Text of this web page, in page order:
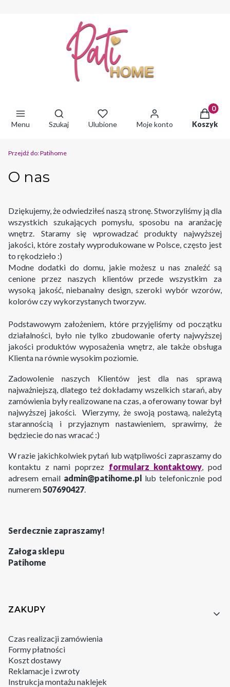
Menu
Otwórz wyszukiwarkę
Szukaj Ulubione Moje konto Koszyk
Przejdź do:Patihome
O nas
Dziękujemy, że odwiedziłeś naszą stronę. Stworzyliśmy ją dla
wszystkich szukających pomysłu, sposobu na aranżację
wnętrz. Staramy się wprowadzać produkty najwyższej
jakości, które zostały wyprodukowane w Polsce, często jest
to rękodzieło :)
Modne dodatki do domu, jakie możesz u nas znaleźć są
cenione przez naszych klientów przede wszystkim za
wysoką jakość, niebanalny design, szeroki wybór wzorów,
kolorów czy wykorzystanych tworzyw.
Podstawowym założeniem, które przyjęliśmy od początku
działalności, było nie tylko zbudowanie oferty najwyższej
jakości produktów wyposażenia wnętrz, ale także obsługa
Klienta na równie wysokim poziomie.
Zadowolenie naszych Klientów jest dla nas sprawą
najważniejszą, dlatego też dokładamy wszelkich starań, aby
zamówienia były realizowane na czas, a oferowany towar był
najwyższej jakości. Wierzymy, że swoją postawą, należytą
starannością i przyjaznym nastawieniem, sprawimy, że
będziecie do nas wracać :)
W razie jakichkolwiek pytań lub wątpliwości zapraszamy do
kontaktu z nami poprzez formularz kontaktowy , pod
adresem email admin@patihome.pl lub telefonicznie pod
numerem 507690427
Serdecznie zapraszamy!
Załoga sklepu
Patihome
Linki w stopce
ZAKUPY
Czas realizacji zamówienia
Formy płatności
Koszt dostawy
Reklamacje i zwroty
Instrukcja montażu naklejek